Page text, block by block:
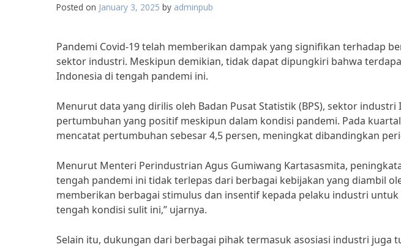
Posted on January 3, 2025 by adminpub
Pandemi Covid-19 telah memberikan dampak yang signifikan terhadap
sektor industri. Meskipun demikian, tidak dapat dipungkiri bahwa
Indonesia di tengah pandemi ini.
Menurut data yang dirilis oleh Badan Pusat Statistik (BPS), sektor
pertumbuhan yang positif meskipun dalam kondisi pandemi. Pada
mencatat pertumbuhan sebesar 4,5 persen, meningkat dibandingkan
Menurut Menteri Perindustrian Agus Gumiwang Kartasasmita,
tengah pandemi ini tidak terlepas dari berbagai kebijakan yang diambil
memberikan berbagai stimulus dan insentif kepada pelaku industri
tengah kondisi sulit ini,” ujarnya.
Selain itu, dukungan dari berbagai pihak termasuk asosiasi industri juga